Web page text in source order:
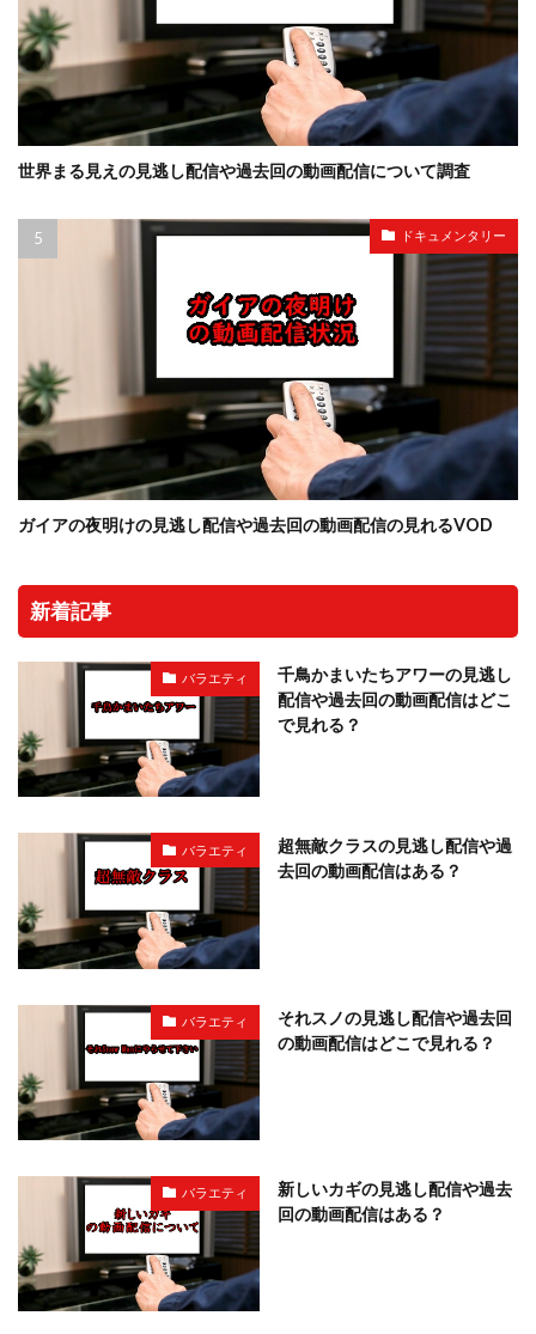
世界まる見えの見逃し配信や過去回の動画配信について調査
ドキュメンタリー
ガイアの夜明けの見逃し配信や過去回の動画配信の見れるVOD
新着記事
バラエティ
千鳥かまいたちアワーの見逃し
配信や過去回の動画配信はどこ
で見れる？
バラエティ
超無敵クラスの見逃し配信や過
去回の動画配信はある？
バラエティ
それスノの見逃し配信や過去回
の動画配信はどこで見れる？
バラエティ
新しいカギの見逃し配信や過去
回の動画配信はある？